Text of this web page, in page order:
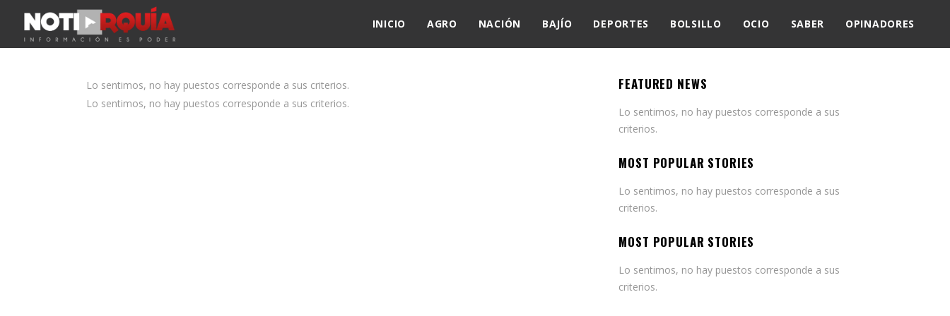
INICIO AGRO NACIÓN BAJÍO DEPORTES BOLSILLO OCIO SABER OPINADORES
Lo sentimos, no hay puestos corresponde a sus criterios.
Lo sentimos, no hay puestos corresponde a sus criterios.
FEATURED NEWS
Lo sentimos, no hay puestos corresponde a sus
criterios.
MOST POPULAR STORIES
Lo sentimos, no hay puestos corresponde a sus
criterios.
MOST POPULAR STORIES
Lo sentimos, no hay puestos corresponde a sus
criterios.